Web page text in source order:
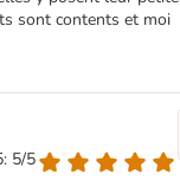
sont contents et moi
5/5